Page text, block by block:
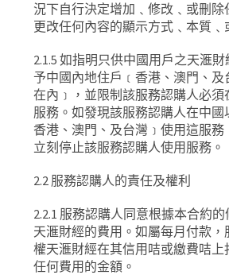
況下自行決定增加﹑修改﹑或刪除
更改任何內容的顯示方式﹑本質﹑
2.1.5如指明只供中國用戶之天滙
予中國內地住戶﹝香港、澳門、及
在內﹞，並限制該服務認購人必須
服務。如發現該服務認購人在中
香港、澳門、及台灣﹞使用這服務
立刻停止該服務認購人使用服務。
2.2 服務認購人的責任及權利
2.2.1 服務認購人同意根據本合約
天滙財經的費用。如屬每月付款，
權天滙財經在其信用咭或繳費咭上
任何費用的金額。